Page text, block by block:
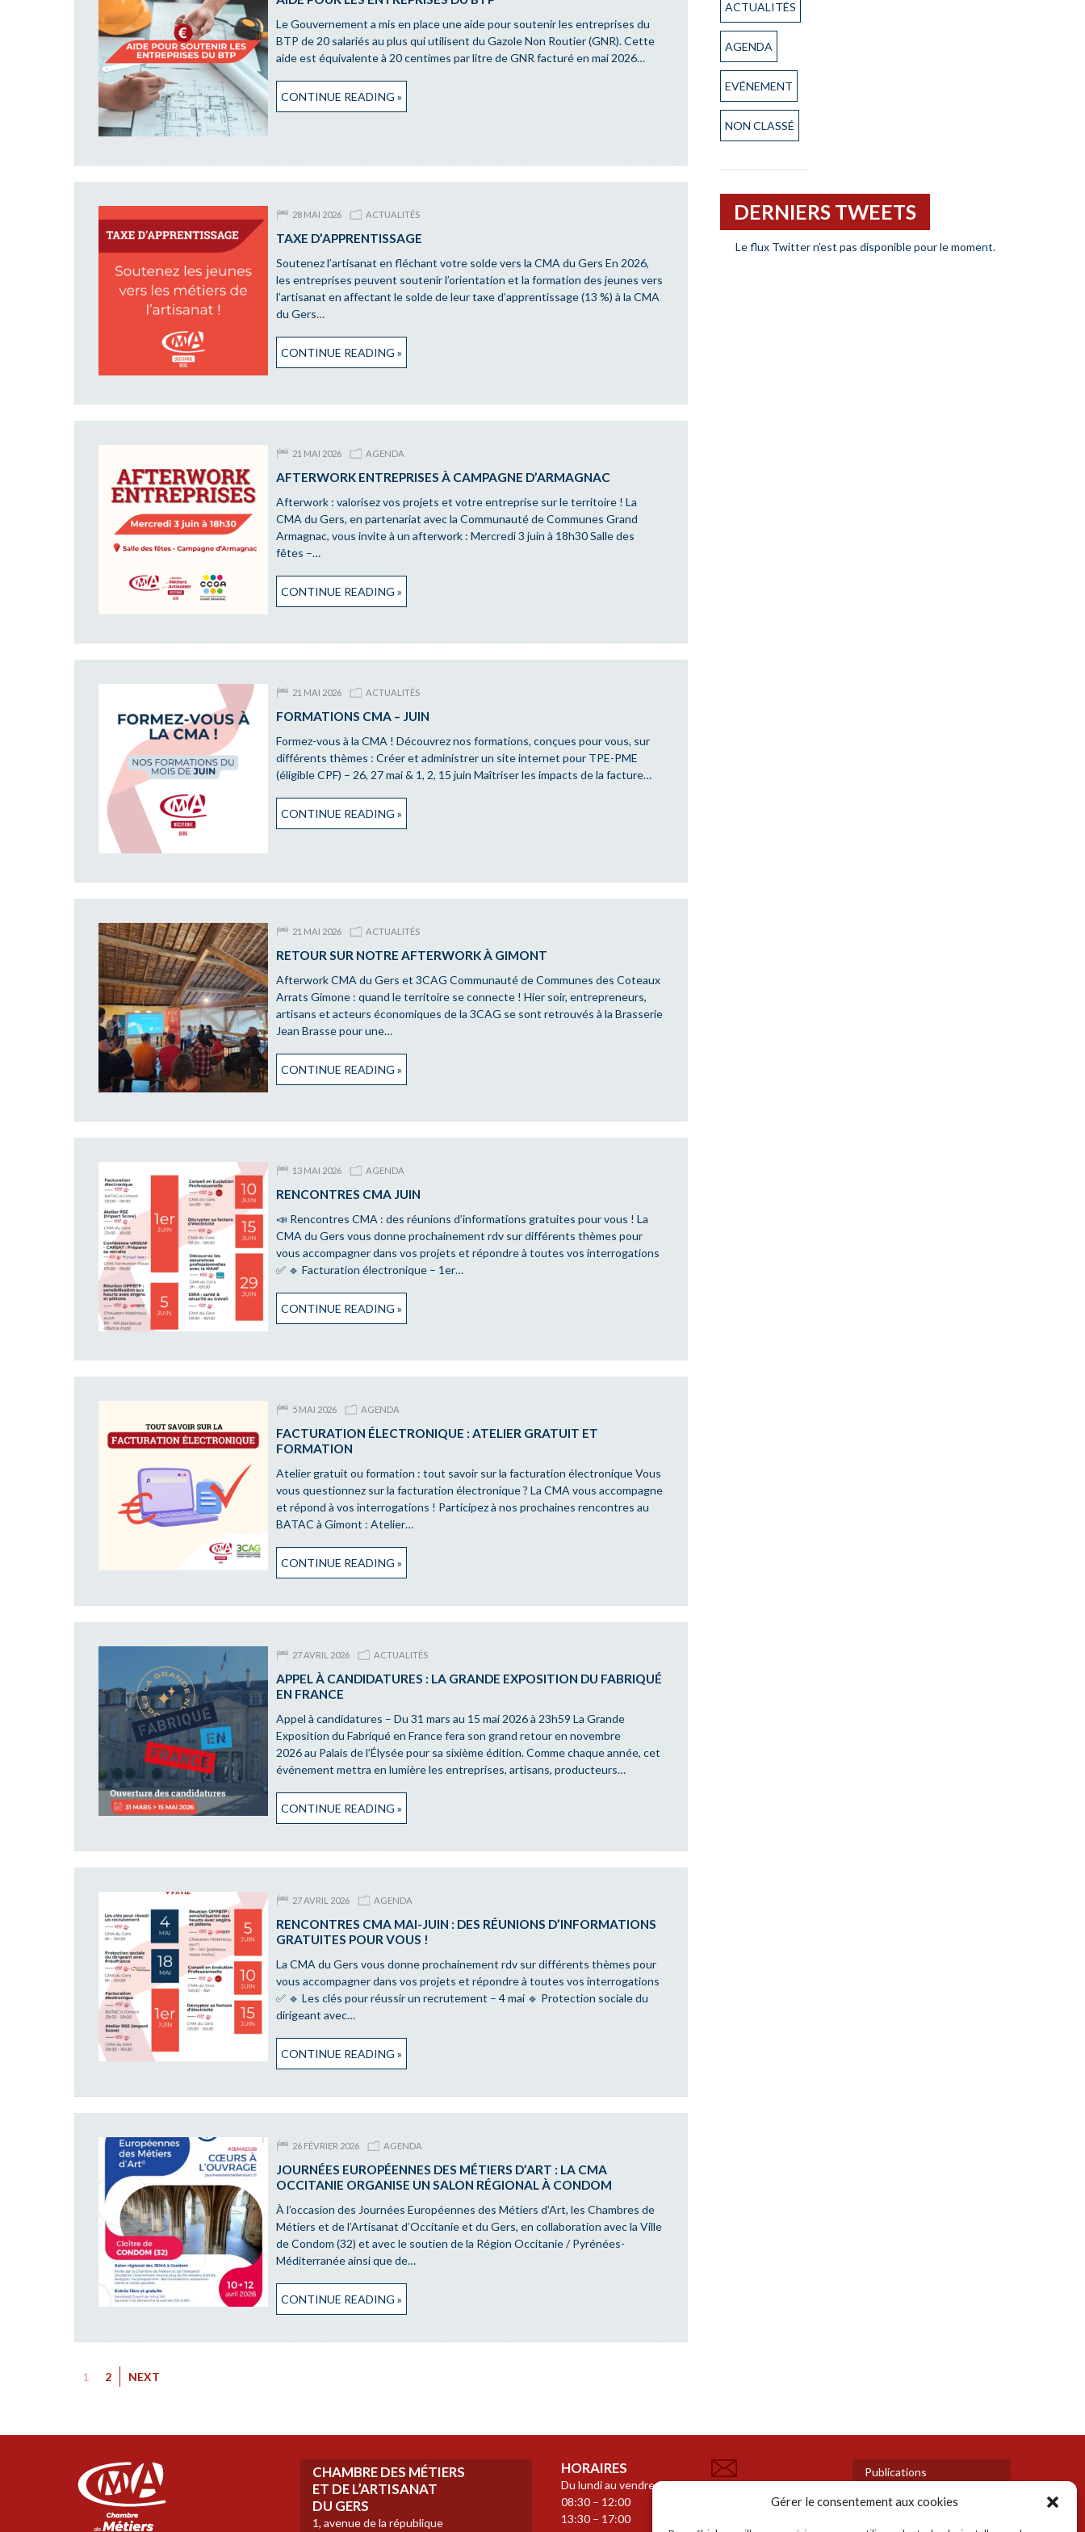
Gérer le consentement aux cookies
Le Gouvernement a mis en place une aide pour soutenir les entreprises du
BTP de 20 salariés au plus qui utilisent du Gazole Non Routier (GNR). Cette
aide est équivalente à 20 centimes par litre de GNR facturé en mai 2026…
CONTINUE READING »
28 MAI 2026 ACTUALITÉS
TAXE D’APPRENTISSAGE
Soutenez l’artisanat en fléchant votre solde vers la CMA du Gers En 2026,
les entreprises peuvent soutenir l’orientation et la formation des jeunes vers
l’artisanat en affectant le solde de leur taxe d’apprentissage (13 %) à la CMA
du Gers…
CONTINUE READING »
21 MAI 2026 AGENDA
AFTERWORK ENTREPRISES À CAMPAGNE D’ARMAGNAC
Afterwork : valorisez vos projets et votre entreprise sur le territoire ! La
CMA du Gers, en partenariat avec la Communauté de Communes Grand
Armagnac, vous invite à un afterwork : Mercredi 3 juin à 18h30 Salle des
fêtes –…
CONTINUE READING »
21 MAI 2026 ACTUALITÉS
FORMATIONS CMA – JUIN
Formez-vous à la CMA ! Découvrez nos formations, conçues pour vous, sur
différents thèmes : Créer et administrer un site internet pour TPE-PME
(éligible CPF) – 26, 27 mai & 1, 2, 15 juin Maîtriser les impacts de la facture…
CONTINUE READING »
21 MAI 2026 ACTUALITÉS
RETOUR SUR NOTRE AFTERWORK À GIMONT
Afterwork CMA du Gers et 3CAG Communauté de Communes des Coteaux
Arrats Gimone : quand le territoire se connecte ! Hier soir, entrepreneurs,
artisans et acteurs économiques de la 3CAG se sont retrouvés à la Brasserie
Jean Brasse pour une…
CONTINUE READING »
13 MAI 2026 AGENDA
RENCONTRES CMA JUIN
📣 Rencontres CMA : des réunions d’informations gratuites pour vous ! La
CMA du Gers vous donne prochainement rdv sur différents thèmes pour
vous accompagner dans vos projets et répondre à toutes vos interrogations
✅ 🔹 Facturation électronique – 1er…
CONTINUE READING »
5 MAI 2026 AGENDA
FACTURATION ÉLECTRONIQUE : ATELIER GRATUIT ET
FORMATION
Atelier gratuit ou formation : tout savoir sur la facturation électronique Vous
vous questionnez sur la facturation électronique ? La CMA vous accompagne
et répond à vos interrogations ! Participez à nos prochaines rencontres au
BATAC à Gimont : Atelier…
CONTINUE READING »
27 AVRIL 2026 ACTUALITÉS
APPEL À CANDIDATURES : LA GRANDE EXPOSITION DU FABRIQUÉ
EN FRANCE
Appel à candidatures – Du 31 mars au 15 mai 2026 à 23h59 La Grande
Exposition du Fabriqué en France fera son grand retour en novembre
2026 au Palais de l’Élysée pour sa sixième édition. Comme chaque année, cet
événement mettra en lumière les entreprises, artisans, producteurs…
CONTINUE READING »
27 AVRIL 2026 AGENDA
RENCONTRES CMA MAI-JUIN : DES RÉUNIONS D’INFORMATIONS
GRATUITES POUR VOUS !
La CMA du Gers vous donne prochainement rdv sur différents thèmes pour
vous accompagner dans vos projets et répondre à toutes vos interrogations
✅ 🔹 Les clés pour réussir un recrutement – 4 mai 🔹 Protection sociale du
dirigeant avec…
CONTINUE READING »
26 FÉVRIER 2026 AGENDA
JOURNÉES EUROPÉENNES DES MÉTIERS D’ART : LA CMA
OCCITANIE ORGANISE UN SALON RÉGIONAL À CONDOM
À l’occasion des Journées Européennes des Métiers d’Art, les Chambres de
Métiers et de l’Artisanat d’Occitanie et du Gers, en collaboration avec la Ville
de Condom (32) et avec le soutien de la Région Occitanie / Pyrénées-
Méditerranée ainsi que de…
CONTINUE READING »
1 2 NEXT
ACTUALITÉS
AGENDA
EVÉNEMENT
NON CLASSÉ
DERNIERS TWEETS
Le flux Twitter n’est pas disponible pour le moment.
CHAMBRE DES MÉTIERS
ET DE L’ARTISANAT
DU GERS
1, avenue de la république
HORAIRES
Du lundi au vendredi
08:30 – 12:00
13:30 – 17:00
CONTACTER
SUIVEZ-NOUS
Publications
Actualités